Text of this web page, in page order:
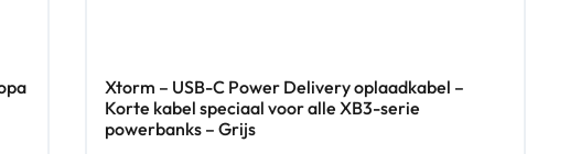
Xtorm – USB-C Power Delivery oplaadkabel –
Korte kabel speciaal voor alle XB3-serie
powerbanks – Grijs